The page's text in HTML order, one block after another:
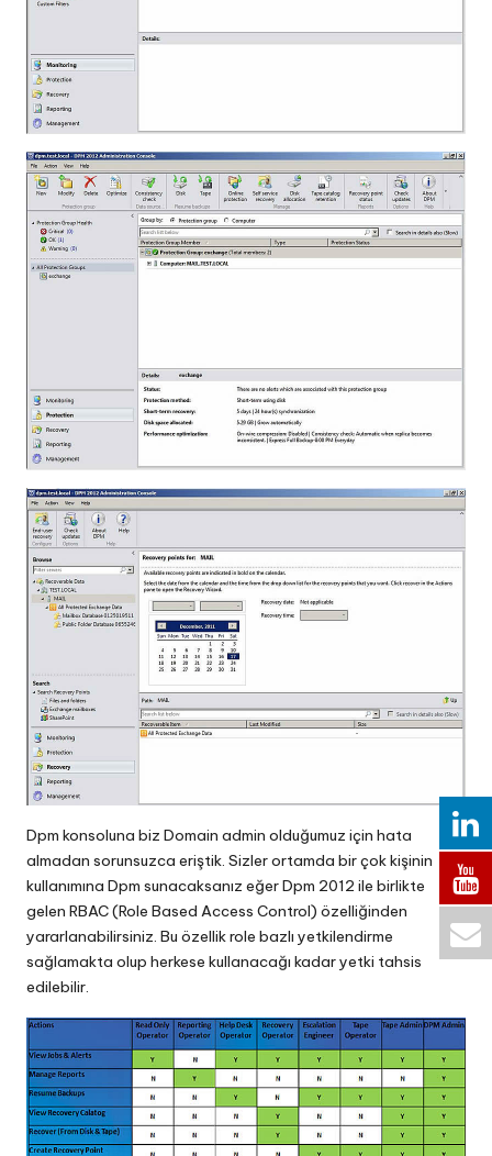
Dpm konsoluna biz Domain admin olduğumuz için hata
almadan sorunsuzca eriştik. Sizler ortamda bir çok kişinin
kullanımına Dpm sunacaksanız eğer Dpm 2012 ile birlikte
gelen RBAC (Role Based Access Control) özelliğinden
yararlanabilirsiniz. Bu özellik role bazlı yetkilendirme
sağlamakta olup herkese kullanacağı kadar yetki tahsis
edilebilir.